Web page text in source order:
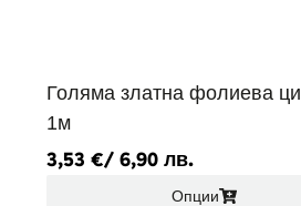
Голяма златна фолиева
1м
3,53 €/ 6,90 лв.
Опции